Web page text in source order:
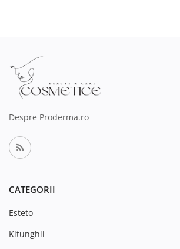
Despre Proderma.ro
CATEGORII
Esteto
Kitunghii